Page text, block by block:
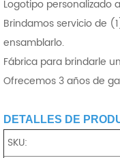
Logotipo personalizado
Brindamos servicio de
ensamblarlo.
Fábrica para brindarle
Ofrecemos 3 años de
DETALLES DE
SKU: